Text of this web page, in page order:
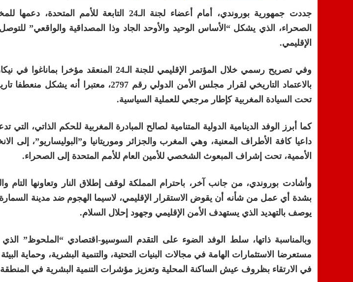
جددت جمهورية بوروندي، أمام أعضاء لجنة الـ24
الصحراء، الذي يشكل “الأساس الوحيد والأوحد الجاد وذا المصداقية والواقعي”
الإقليمي.
وفي تصريح رسمي خلال المؤتمر الإقليمي للجنة الـ24
بالاعتماد التاريخي لقرار مجلس الأمن الدولي رقم
تحت السيادة المغربية كإطار مرجعي للعملية السياسية.
داعيا كافة الأطراف المعنية، وهي المغرب والجزائر وموريتانيا و”البوليساريو”، إلى
الأممية، تحت إشراف المبعوث الشخصي للأمين العام للأمم المتحدة إلى الصحراء.
وأشادت بوروندي، من جانب آخر، باحترام المملكة لوقف إطلاق النار وتعاونها التام
يوصف بالتهديد الذي يستهدف الأمن الإقليمي وجهود إحلال السلام.
وبالمناسبة ذاتها، سلط الوفد الضوء على التقدم السوسيو-اقتصادي “الملحوظ” الذي
مستعرضا الاستثمارات الهامة في مجالات البنيات التحتية، والتنمية البشرية، وحماية
في الارتقاء بظروف عيش الساكنة المحلية وتعزيز مؤشرات التنمية البشرية في